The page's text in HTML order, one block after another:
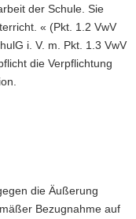
der Schule. Sie
« (Pkt. 1.2 VwV
i. V. m. Pkt. 1.3 VwV
die Verpflichtung
die Äußerung
Bezugnahme auf